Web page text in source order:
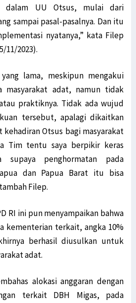
dalam UU Otsus, mulai dari
sampai pasal-pasalnya. Dan itu
nyatanya,” kata Filep
11/2023).
lama, meskipun mengakui
masyarakat adat, namun tidak
praktiknya. Tidak ada wujud
tersebut, apalagi dikaitkan
kehadiran Otsus bagi masyarakat
Tim tentu saya berpikir keras
supaya penghormatan pada
dan Papua Barat itu bisa
Filep.
RI ini pun menyampaikan bahwa
kementerian terkait, angka 10%
berhasil diusulkan untuk
adat.
alokasi anggaran dengan
terkait DBH Migas, pada